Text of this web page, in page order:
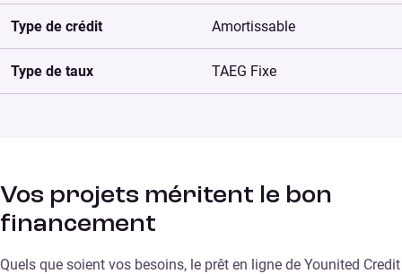
Type de crédit Amortissable
Type de taux TAEG Fixe
Vos projets méritent le bon
financement
Quels que soient vos besoins, le prêt en ligne de Younited Credit